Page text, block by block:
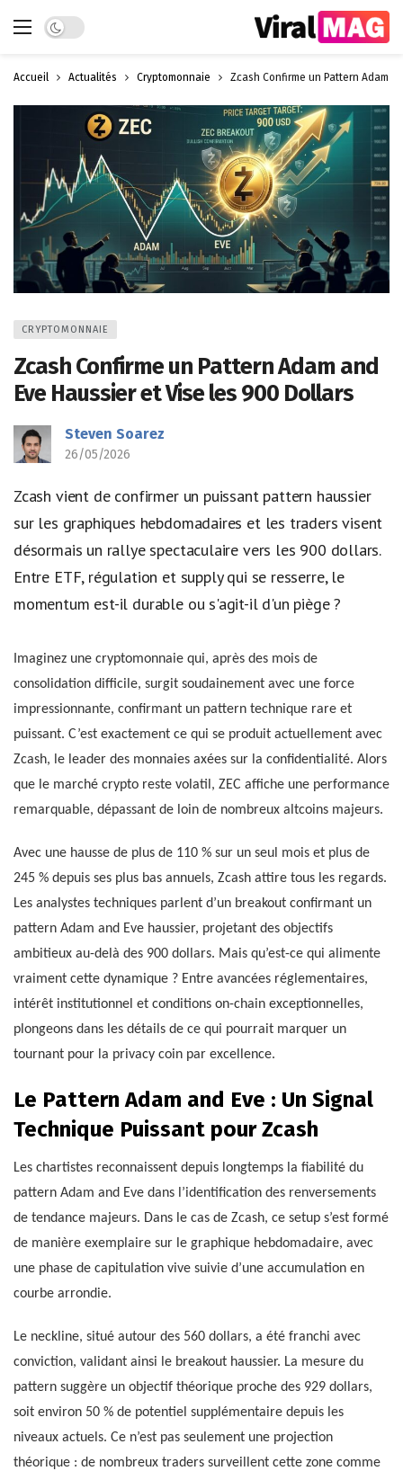
Dark mode
Accueil Actualités Cryptomonnaie Zcash Confirme un Pattern Adam
CRYPTOMONNAIE
Zcash Confirme un Pattern Adam and
Eve Haussier et Vise les 900 Dollars
Steven Soarez
26/05/2026
Zcash vient de confirmer un puissant pattern haussier
sur les graphiques hebdomadaires et les traders visent
désormais un rallye spectaculaire vers les 900 dollars.
Entre ETF, régulation et supply qui se resserre, le
momentum est-il durable ou s'agit-il d'un piège ?
Imaginez une cryptomonnaie qui, après des mois de
consolidation difficile, surgit soudainement avec une force
impressionnante, confirmant un pattern technique rare et
puissant. C’est exactement ce qui se produit actuellement avec
Zcash, le leader des monnaies axées sur la confidentialité. Alors
que le marché crypto reste volatil, ZEC affiche une performance
remarquable, dépassant de loin de nombreux altcoins majeurs.
Avec une hausse de plus de 110 % sur un seul mois et plus de
245 % depuis ses plus bas annuels, Zcash attire tous les regards.
Les analystes techniques parlent d’un breakout confirmant un
pattern Adam and Eve haussier, projetant des objectifs
ambitieux au-delà des 900 dollars. Mais qu’est-ce qui alimente
vraiment cette dynamique ? Entre avancées réglementaires,
intérêt institutionnel et conditions on-chain exceptionnelles,
plongeons dans les détails de ce qui pourrait marquer un
tournant pour la privacy coin par excellence.
Le Pattern Adam and Eve : Un Signal
Technique Puissant pour Zcash
Les chartistes reconnaissent depuis longtemps la fiabilité du
pattern Adam and Eve dans l’identification des renversements
de tendance majeurs. Dans le cas de Zcash, ce setup s’est formé
de manière exemplaire sur le graphique hebdomadaire, avec
une phase de capitulation vive suivie d’une accumulation en
courbe arrondie.
Le neckline, situé autour des 560 dollars, a été franchi avec
conviction, validant ainsi le breakout haussier. La mesure du
pattern suggère un objectif théorique proche des 929 dollars,
soit environ 50 % de potentiel supplémentaire depuis les
niveaux actuels. Ce n’est pas seulement une projection
théorique : de nombreux traders surveillent cette zone comme